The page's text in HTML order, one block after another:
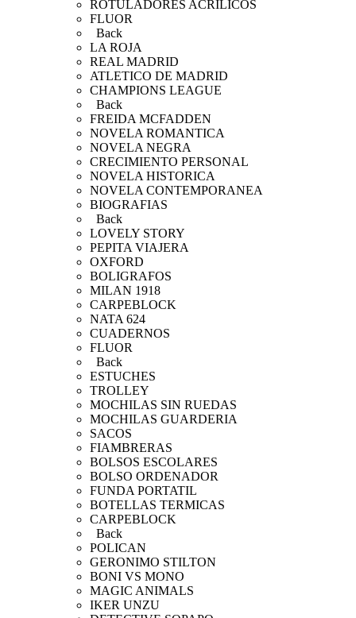
ROTULADORES ACRILICOS
FLUOR
Back
LA ROJA
REAL MADRID
ATLETICO DE MADRID
CHAMPIONS LEAGUE
Back
FREIDA MCFADDEN
NOVELA ROMANTICA
NOVELA NEGRA
CRECIMIENTO PERSONAL
NOVELA HISTORICA
NOVELA CONTEMPORANEA
BIOGRAFIAS
Back
LOVELY STORY
PEPITA VIAJERA
OXFORD
BOLIGRAFOS
MILAN 1918
CARPEBLOCK
NATA 624
CUADERNOS
FLUOR
Back
ESTUCHES
TROLLEY
MOCHILAS SIN RUEDAS
MOCHILAS GUARDERIA
SACOS
FIAMBRERAS
BOLSOS ESCOLARES
BOLSO ORDENADOR
FUNDA PORTATIL
BOTELLAS TERMICAS
CARPEBLOCK
Back
POLICAN
GERONIMO STILTON
BONI VS MONO
MAGIC ANIMALS
IKER UNZU